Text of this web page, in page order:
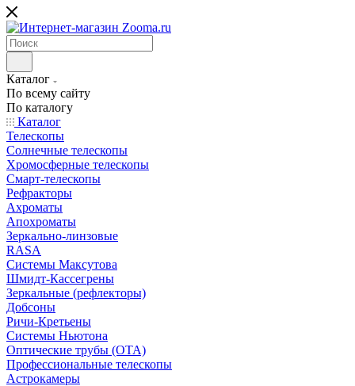
Каталог
По всему сайту
По каталогу
Каталог
Телескопы
Солнечные телескопы
Хромосферные телескопы
Смарт-телескопы
Рефракторы
Ахроматы
Апохроматы
Зеркально-линзовые
RASA
Системы Максутова
Шмидт-Кассегрены
Зеркальные (рефлекторы)
Добсоны
Ричи-Кретьены
Системы Ньютона
Оптические трубы (OTA)
Профессиональные телескопы
Астрокамеры